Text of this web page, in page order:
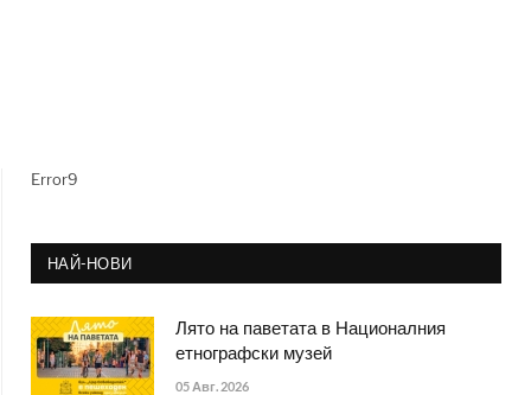
Error9
НАЙ-НОВИ
Лято на паветата в Националния
етнографски музей
05 Авг. 2026